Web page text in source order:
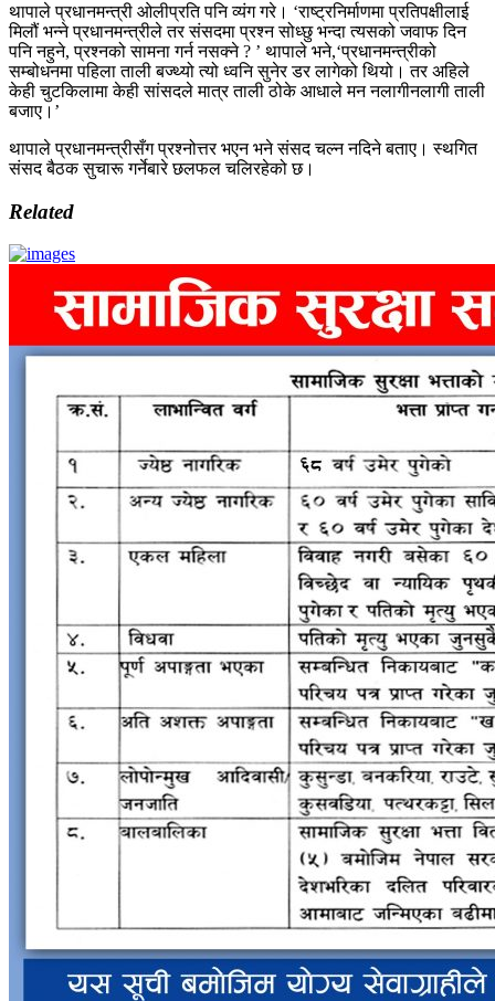
थापाले प्रधानमन्त्री ओलीप्रति पनि व्यंग गरे। ‘राष्ट्रनिर्माणमा प्रतिपक्षीलाई
मिलौं भन्ने प्रधानमन्त्रीले तर संसदमा प्रश्न सोध्छु भन्दा त्यसको जवाफ दिन
पनि नहुने, प्रश्नको सामना गर्न नसक्ने ? ’ थापाले भने,‘प्रधानमन्त्रीको
सम्बोधनमा पहिला ताली बज्थ्यो त्यो ध्वनि सुनेर डर लागेको थियो। तर अहिले
केही चुटकिलामा केही सांसदले मात्र ताली ठोके आधाले मन नलागीनलागी ताली
बजाए।’
थापाले प्रधानमन्त्रीसँग प्रश्नोत्तर भएन भने संसद चल्न नदिने बताए। स्थगित
संसद बैठक सुचारू गर्नेबारे छलफल चलिरहेको छ।
Related